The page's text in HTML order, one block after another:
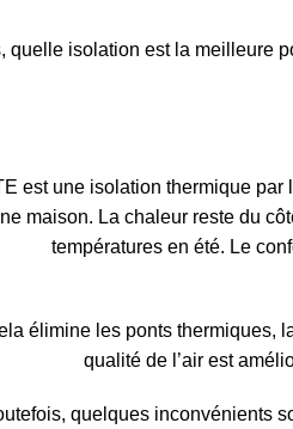
quelle isolation est la meilleure
est une isolation thermique
maison. La chaleur reste du
températures en été. Le
élimine les ponts thermiques,
qualité de l’air est
quelques inconvénients